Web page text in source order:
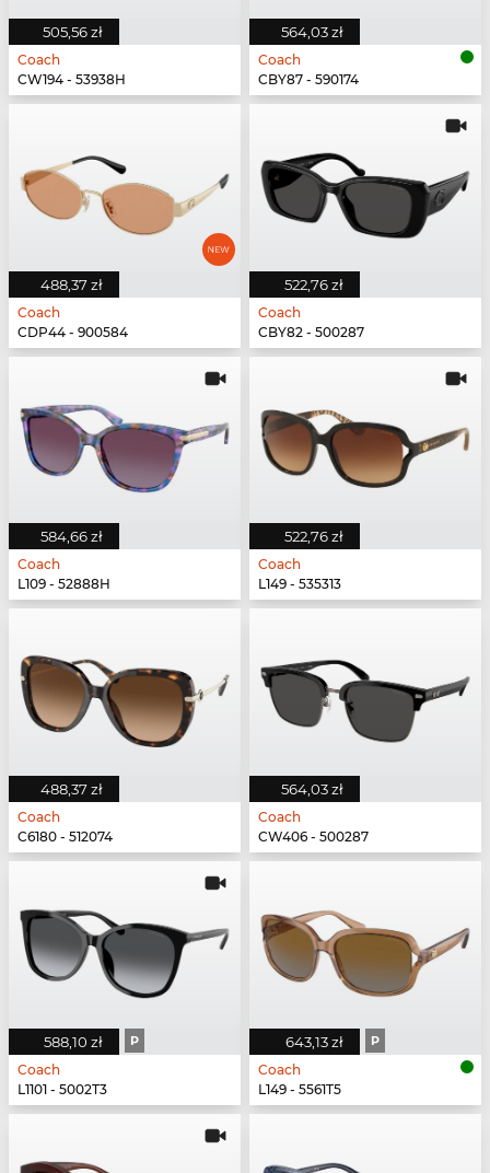
505,56 zł
Coach
CW194 - 53938H
564,03 zł
Coach
CBY87 - 590174
488,37 zł
Coach
CDP44 - 900584
522,76 zł
Coach
CBY82 - 500287
584,66 zł
Coach
L109 - 52888H
522,76 zł
Coach
L149 - 535313
488,37 zł
Coach
C6180 - 512074
564,03 zł
Coach
CW406 - 500287
588,10 zł P
Coach
L1101 - 5002T3
643,13 zł P
Coach
L149 - 5561T5